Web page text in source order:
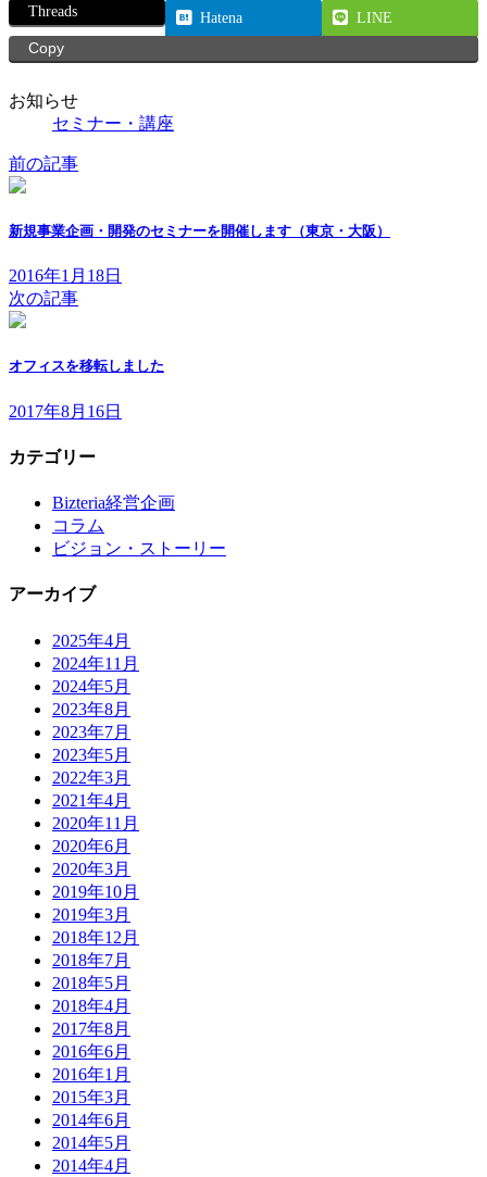
Threads
Hatena
LINE
Copy
お知らせ
セミナー・講座
前の記事
新規事業企画・開発のセミナーを開催します（東京・大阪）
2016年1月18日
次の記事
オフィスを移転しました
2017年8月16日
カテゴリー
Bizteria経営企画
コラム
ビジョン・ストーリー
アーカイブ
2025年4月
2024年11月
2024年5月
2023年8月
2023年7月
2023年5月
2022年3月
2021年4月
2020年11月
2020年6月
2020年3月
2019年10月
2019年3月
2018年12月
2018年7月
2018年5月
2018年4月
2017年8月
2016年6月
2016年1月
2015年3月
2014年6月
2014年5月
2014年4月